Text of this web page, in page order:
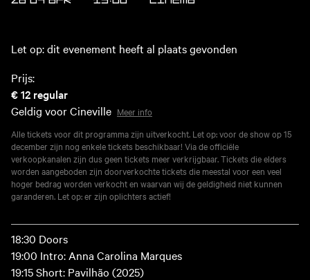
Let op: dit evenement heeft al plaats gevonden
Prijs:
€ 12 regular
Geldig voor Cineville Meer info
Alle tickets voor dit programma zijn uitverkocht. Let op: voor de show op 15
december zijn nog enkele tickets beschikbaar! Via de officiële
verkoopkanalen zijn dus geen tickets meer verkrijgbaar. Tickets die elders
worden aangeboden zijn doorverkochte tickets die meestal voor een veel
hoger bedrag worden verkocht en waarvan wij de geldigheid niet kunnen
garanderen. Let op: er zijn oplichters actief!
18:30 Doors
19:00 Intro: Anna Carolina Marques
19:15 Short: Pavilhão (2025)